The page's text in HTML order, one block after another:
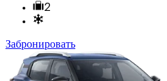
2
Забронировать